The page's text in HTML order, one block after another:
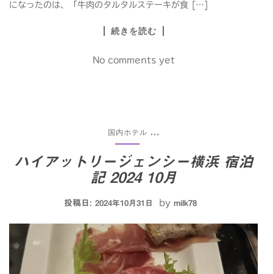
になったのは、「牛肉のタルタルステーキが食 […]
続きを読む
No comments yet
国内ホテル ...
ハイアットリージェンシー横浜 宿泊
記 2024 10月
投稿日: 2024年10月31日 by milk78